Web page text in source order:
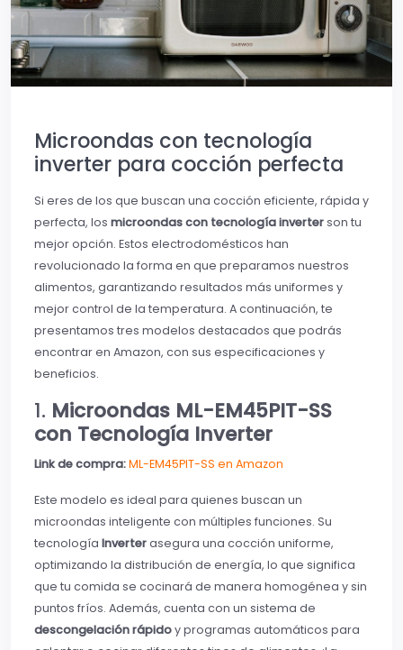
Microondas con tecnología
inverter para cocción perfecta
Si eres de los que buscan una cocción eficiente, rápida y
perfecta, los microondas con tecnología inverterson tu
mejor opción. Estos electrodomésticos han
revolucionado la forma en que preparamos nuestros
alimentos, garantizando resultados más uniformes y
mejor control de la temperatura. A continuación, te
presentamos tres modelos destacados que podrás
encontrar en Amazon, con sus especificaciones y
beneficios.
1. Microondas ML-EM45PIT-SS
con Tecnología Inverter
Link de compra:ML-EM45PIT-SS en Amazon
Este modelo es ideal para quienes buscan un
microondas inteligente con múltiples funciones. Su
tecnología Inverterasegura una cocción uniforme,
optimizando la distribución de energía, lo que significa
que tu comida se cocinará de manera homogénea y sin
puntos fríos. Además, cuenta con un sistema de
descongelación rápidoy programas automáticos para